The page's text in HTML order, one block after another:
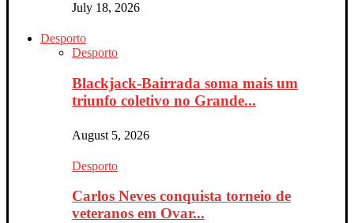
July 18, 2026
Desporto
Desporto
Blackjack-Bairrada soma mais um
triunfo coletivo no Grande...
August 5, 2026
Desporto
Carlos Neves conquista torneio de
veteranos em Ovar...